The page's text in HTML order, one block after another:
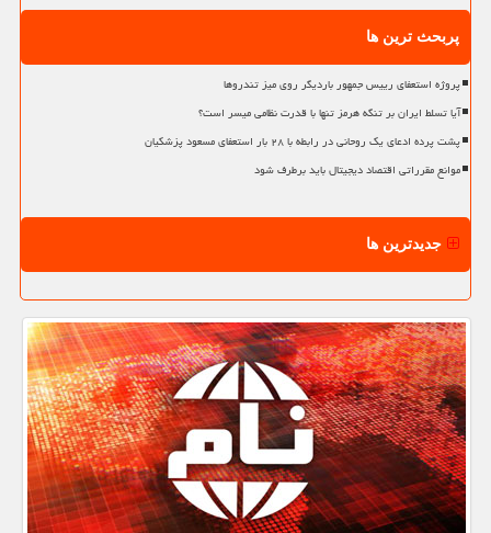
پربحث ترین ها
پروژه استعفای رییس جمهور باردیگر روی میز تندروها
آیا تسلط ایران بر تنگه هرمز تنها با قدرت نظامی میسر است؟
پشت پرده ادعای یک روحانی در رابطه با ۲۸ بار استعفای مسعود پزشکیان
موانع مقرراتی اقتصاد دیجیتال باید برطرف شود
جدیدترین ها